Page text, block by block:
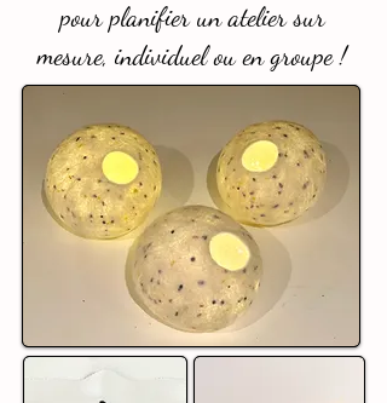
pour planifier un atelier sur
mesure, individuel ou en groupe !